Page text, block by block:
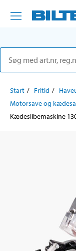
Start Fritid
Motorsave og
Kædeslibemaskine